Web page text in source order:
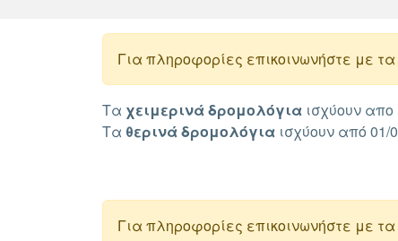
Για πληροφορίες επικοινωνήστε με
Τα χειμερινά δρομολόγια ισχύουν
Τα θερινάδρομολόγια ισχύουν από 01/
Για πληροφορίες επικοινωνήστε με